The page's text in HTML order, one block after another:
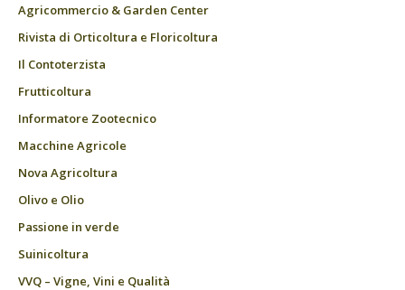
Agricommercio & Garden Center
Rivista di Orticoltura e Floricoltura
Il Contoterzista
Frutticoltura
Informatore Zootecnico
Macchine Agricole
Nova Agricoltura
Olivo e Olio
Passione in verde
Suinicoltura
VVQ – Vigne, Vini e Qualità